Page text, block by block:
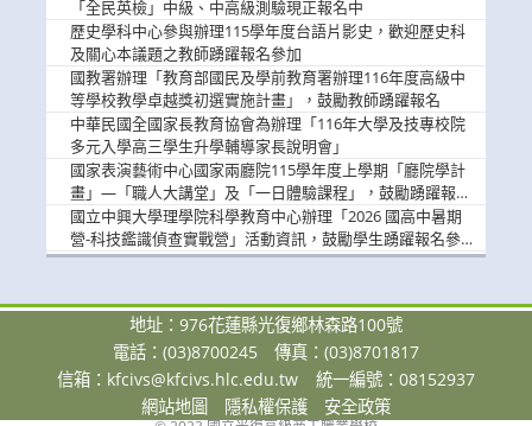
參加
「全民英檢」中級、中高級測驗現正報名中
歷史學科中心參與辦理115學年度台語片影史，歡迎歷史科
及關心本議題之教師踴躍報名參加
國教署辦理「教育部國民及學前教育署辦理116年度高級中
等學校教學卓越獎初選實施計畫」，鼓勵教師踴躍報名
中華民國全國家長教育協會為辦理「116年大學及技專校院
多元入學高三學生升學輔導家長說明會」
國家表演藝術中心國家兩廳院115學年度上學期「廳院學計
畫」—「職人大講堂」及「一日體驗課程」，鼓勵踴躍報名
參與。
國立中興大學理學院科學教育中心辦理「2026 國高中暑期
營-科技鑑識偵查實戰營」活動資訊，鼓勵學生踴躍報名參
加。
地址：976花蓮縣光復鄉林森路100號
電話：(03)8700245
傳真：(03)8701817
信箱： kfcivs@kfcivs.hlc.edu.tw
統一編號：08152937
網站地圖
隱私權保護 安全政策